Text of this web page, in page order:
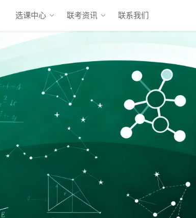
选课中心 联考资讯 联系我们